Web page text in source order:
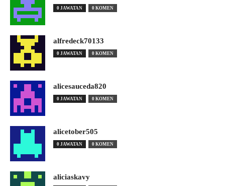
0 JAWATAN 0 KOMEN
alfredeck70133
0 JAWATAN 0 KOMEN
alicesauceda820
0 JAWATAN 0 KOMEN
alicetober505
0 JAWATAN 0 KOMEN
aliciaskavy